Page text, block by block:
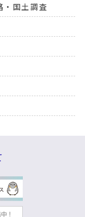
・国土調査